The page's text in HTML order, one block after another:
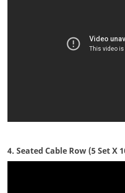
4. Seated Cable Row (5 Set X